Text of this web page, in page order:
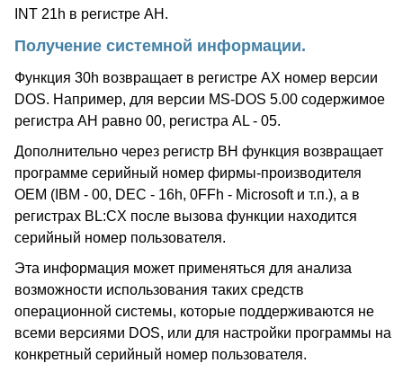
INT 21h в регистре AH.
Получение системной информации.
Функция 30h возвращает в регистре AX номер версии
DOS. Например, для версии MS-DOS 5.00 содержимое
регистра AH равно 00, регистра AL - 05.
Дополнительно через регистр BH функция возвращает
программе серийный номер фирмы-производителя
ОЕМ (IBM - 00, DEC - 16h, 0FFh - Microsoft и т.п.), а в
регистрах BL:CX после вызова функции находится
серийный номер пользователя.
Эта информация может применяться для анализа
возможности использования таких средств
операционной системы, которые поддерживаются не
всеми версиями DOS, или для настройки программы на
конкретный серийный номер пользователя.